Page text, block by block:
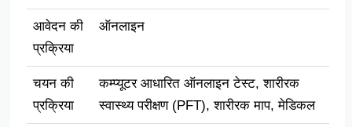
आवेदन की
प्रक्रिया
ऑनलाइन
चयन की
प्रक्रिया
कम्प्यूटर आधारित ऑनलाइन टेस्ट, शारीरक
स्वास्थ्य परीक्षण (PFT), शारीरक माप, मेडिकल